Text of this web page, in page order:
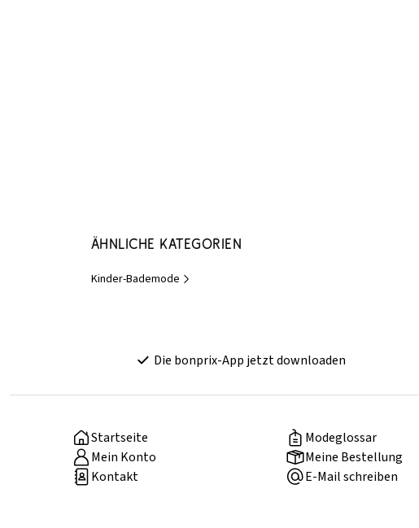
Ähnliche Kategorien
Kinder-Bademode
Die bonprix-App jetzt downloaden
Startseite
Modeglossar
Mein Konto
Meine Bestellung
Kontakt
E-Mail schreiben